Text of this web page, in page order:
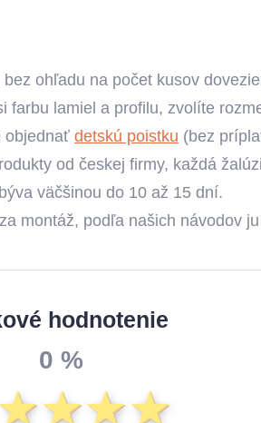
ohľadu na počet kusov
farbu lamiel a profilu, zvolíte
objednať detskú poistku (bez
od českej firmy, každá
väčšinou do 10 až 15 dní.
montáž, podľa našich návodov
hodnotenie
0 %